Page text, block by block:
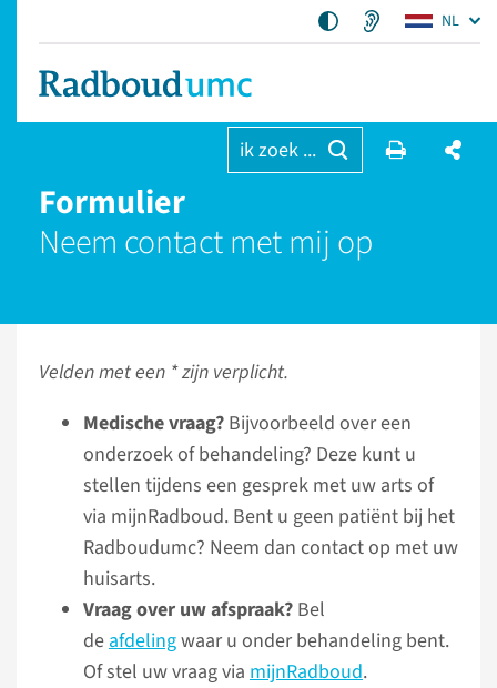
NL
ik zoek ...
Formulier
Neem contact met mij op
Velden met een * zijn verplicht.
Medische vraag? Bijvoorbeeld over een
onderzoek of behandeling? Deze kunt u
stellen tijdens een gesprek met uw arts of
via mijnRadboud. Bent u geen patiënt bij het
Radboudumc? Neem dan contact op met uw
huisarts.
Vraag over uw afspraak? Bel
deafdelingwaar u onder behandeling bent.
Of stel uw vraag via mijnRadboud.